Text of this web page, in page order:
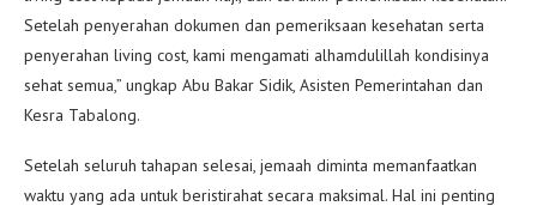
Setelah penyerahan dokumen dan pemeriksaan kesehatan serta
penyerahan living cost, kami mengamati alhamdulillah kondisinya
sehat semua,” ungkap Abu Bakar Sidik, Asisten Pemerintahan dan
Kesra Tabalong.
Setelah seluruh tahapan selesai, jemaah diminta memanfaatkan
waktu yang ada untuk beristirahat secara maksimal. Hal ini penting